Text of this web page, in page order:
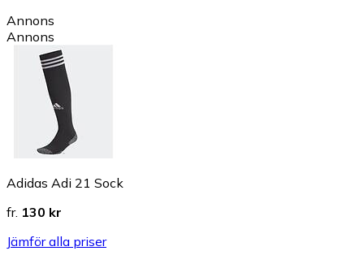
Annons
Annons
Adidas Adi 21 Sock
fr. 130 kr
Jämför alla priser